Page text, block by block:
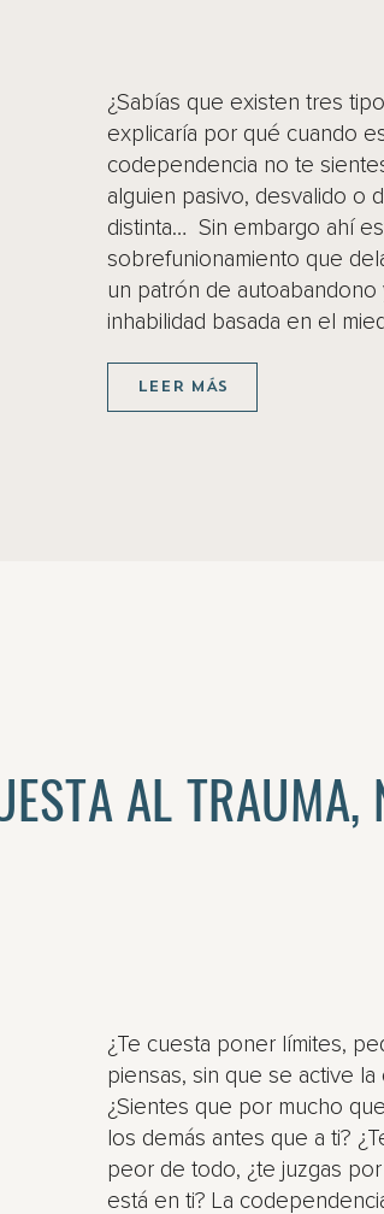
¿Sabías que existen tres
explicaría por qué cuando
codependencia no te
alguien pasivo, desvalido o
distinta… Sin embargo ahí
sobrefunionamiento que
un patrón de autoabandono
inhabilidad basada en el
LEER MÁS
AL TRAUMA,
¿Te cuesta poner límites,
piensas, sin que se active
¿Sientes que por mucho
los demás antes que a ti?
peor de todo, ¿te juzgas
está en ti? La